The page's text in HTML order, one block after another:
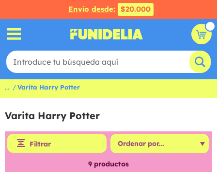
Envío desde: $20.000
... Varita Harry Potter
Varita Harry Potter
Filtrar
9 productos